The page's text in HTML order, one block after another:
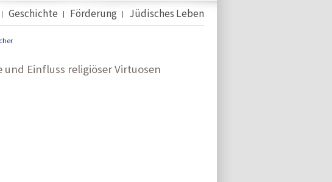
Geschichte Förderung Jüdisches Leben
Einfluss religiöser Virtuosen